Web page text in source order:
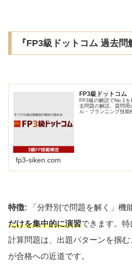
『FP3級ドットコム 過去問
FP3級ドットコム
FP3級の解説でNo.1を
去問題の解説、質問用
ル・プランニング技能
fp3-siken.com
特徴: 「分野別で問題を解く」機
だけを集中的に演習できます。
計算問題は、出題パターンを掴
が合格への近道です。